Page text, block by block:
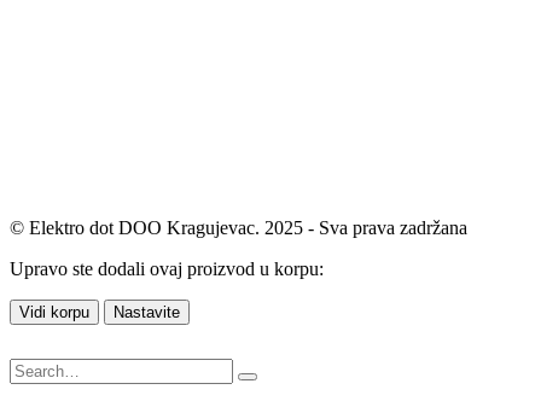
© Elektro dot DOO Kragujevac. 2025 - Sva prava zadržana
Upravo ste dodali ovaj proizvod u korpu:
Vidi korpu Nastavite